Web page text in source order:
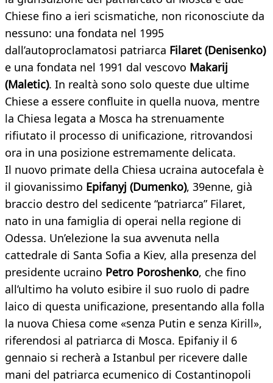
Chiese fino a ieri scismatiche, non riconosciute da
nessuno: una fondata nel 1995
dall’autoproclamatosi patriarca Filaret (Denisenko)
e una fondata nel 1991 dal vescovo Makarij
(Maletic). In realtà sono solo queste due ultime
Chiese a essere confluite in quella nuova, mentre
la Chiesa legata a Mosca ha strenuamente
rifiutato il processo di unificazione, ritrovandosi
ora in una posizione estremamente delicata.
Il nuovo primate della Chiesa ucraina autocefala è
il giovanissimo Epifanyj (Dumenko), 39enne, già
braccio destro del sedicente “patriarca” Filaret,
nato in una famiglia di operai nella regione di
Odessa. Un’elezione la sua avvenuta nella
cattedrale di Santa Sofia a Kiev, alla presenza del
presidente ucraino Petro Poroshenko, che fino
all’ultimo ha voluto esibire il suo ruolo di padre
laico di questa unificazione, presentando alla folla
la nuova Chiesa come «senza Putin e senza Kirill»,
riferendosi al patriarca di Mosca. Epifaniy il 6
gennaio si recherà a Istanbul per ricevere dalle
mani del patriarca ecumenico di Costantinopoli